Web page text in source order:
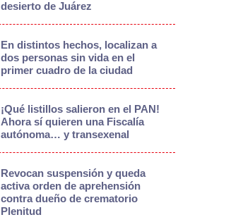
desierto de Juárez
En distintos hechos, localizan a
dos personas sin vida en el
primer cuadro de la ciudad
¡Qué listillos salieron en el PAN!
Ahora sí quieren una Fiscalía
autónoma… y transexenal
Revocan suspensión y queda
activa orden de aprehensión
contra dueño de crematorio
Plenitud